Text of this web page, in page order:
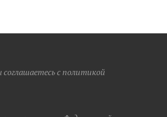
с политикой